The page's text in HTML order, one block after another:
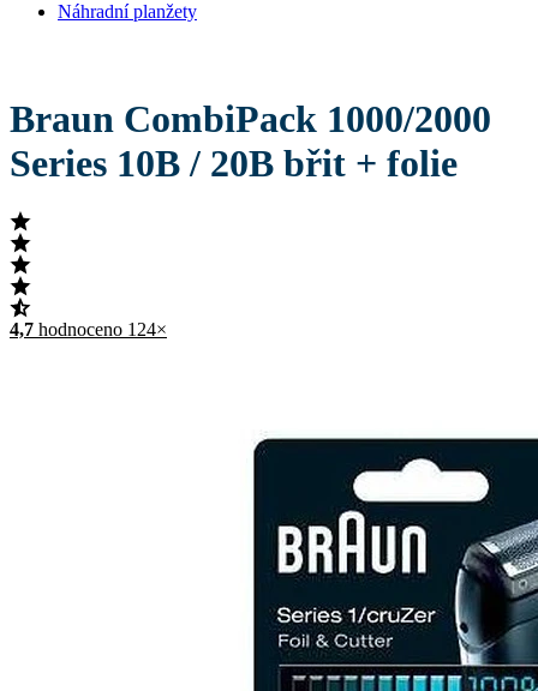
Náhradní planžety
Braun CombiPack 1000/2000
Series 10B / 20B břit + folie
4,7 hodnoceno 124×